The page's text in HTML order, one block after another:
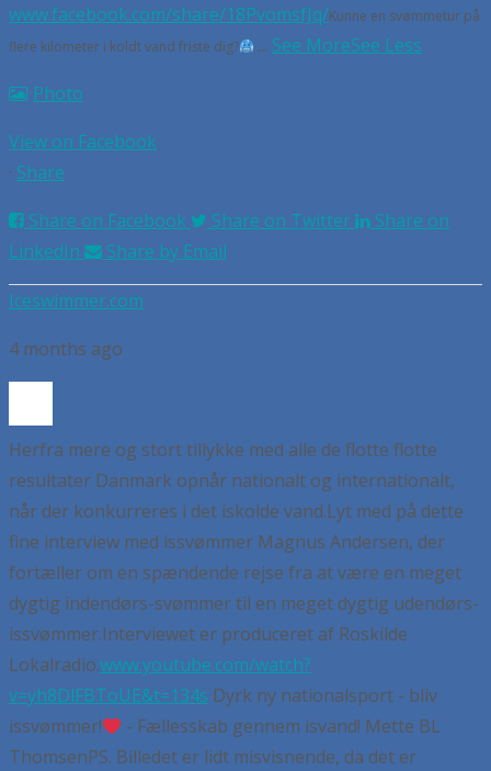
www.facebook.com/share/18PvomsfJq/Kunne en svømmetur på
flere kilometer i koldt vand friste dig?
... See MoreSee Less
Photo
View on Facebook
· Share
Share on Facebook
Share on Twitter
Share on
LinkedIn
Share by Email
Iceswimmer.com
4 months ago
Herfra mere og stort tillykke med alle de flotte flotte
resultater Danmark opnår nationalt og internationalt,
når der konkurreres i det iskolde vand.Lyt med på dette
fine interview med issvømmer Magnus Andersen, der
fortæller om en spændende rejse fra at være en meget
dygtig indendørs-svømmer til en meget dygtig udendørs-
issvømmer.Interviewet er produceret af Roskilde
Lokalradio.www.youtube.com/watch?
v=yh8DlFBToUE&t=134s Dyrk ny nationalsport - bliv
issvømmer!
- Fællesskab gennem isvand! Mette BL
ThomsenPS. Billedet er lidt misvisnende, da det er